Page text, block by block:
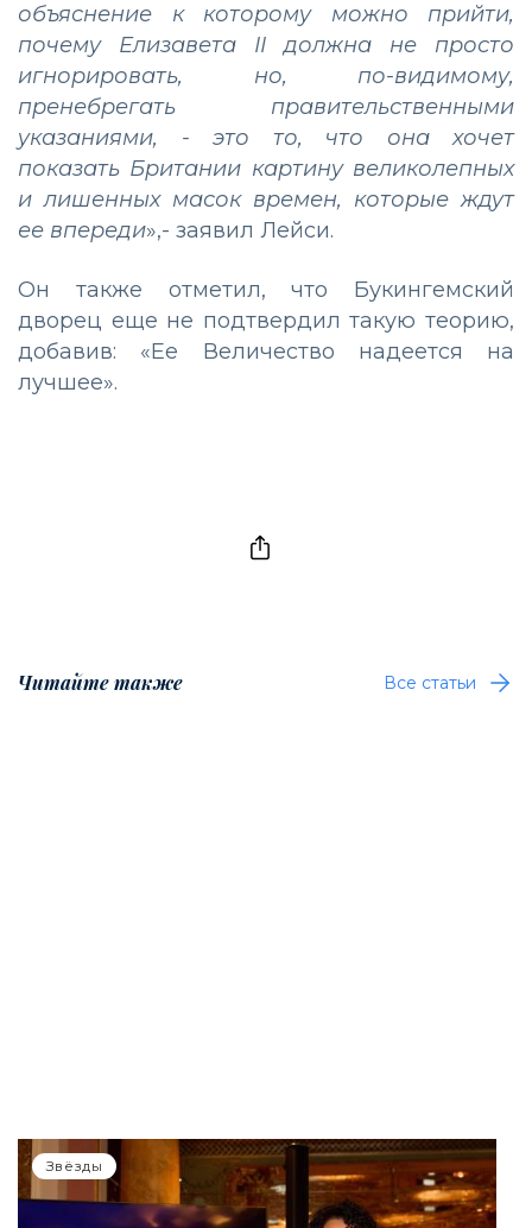
объяснение к которому можно прийти,
почему Елизавета II должна не просто
игнорировать, но, по-видимому,
пренебрегать правительственными
указаниями, - это то, что она хочет
показать Британии картину великолепных
и лишенных масок времен, которые ждут
ее впереди»,- заявил Лейси.
Он также отметил, что Букингемский
дворец еще не подтвердил такую теорию,
добавив: «Ее Величество надеется на
лучшее».
Читайте также Все статьи
Звёзды